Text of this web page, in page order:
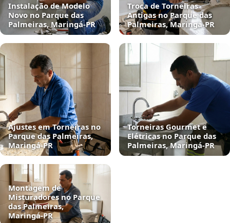
Instalação de Modelo
Novo no Parque das
Palmeiras, Maringá‑PR
Troca de Torneiras
Antigas no Parque das
Palmeiras, Maringá‑PR
Ajustes em Torneiras no
Parque das Palmeiras,
Maringá‑PR
Torneiras Gourmet e
Elétricas no Parque das
Palmeiras, Maringá‑PR
Montagem de
Misturadores no Parque
das Palmeiras,
Maringá‑PR